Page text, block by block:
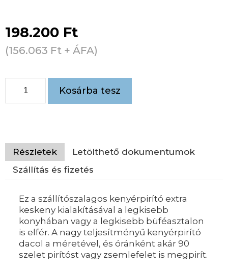
198.200 Ft
(156.063 Ft + ÁFA)
Kosárba tesz
Részletek
Letölthető dokumentumok
Szállítás és fizetés
Ez a szállítószalagos kenyérpirító extra
keskeny kialakításával a legkisebb
konyhában vagy a legkisebb büféasztalon
is elfér. A nagy teljesítményű kenyérpirító
dacol a méretével, és óránként akár 90
szelet pirítóst vagy zsemlefelet is megpirít.